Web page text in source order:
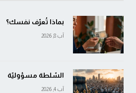
بماذا تُعرّف نفسك؟
آب 8, 2026
السّلطة مسؤوليّة
آب 4, 2026